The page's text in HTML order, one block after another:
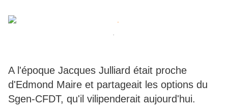
A l'époque Jacques Julliard était proche
d'Edmond Maire et partageait les options du
Sgen-CFDT, qu'il vilipenderait aujourd'hui.